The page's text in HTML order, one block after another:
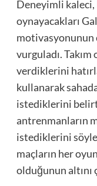
Deneyimli kaleci,
oynayacakları
motivasyonunun
vurguladı.
verdiklerini
kullanarak
istediklerini
antrenmanların
istediklerini
maçların her
olduğunun altını